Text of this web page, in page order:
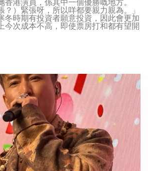
香港演員，係其中一個優勝嘅地方。
？）緊張呀，所以咩都要親力親為。」
冬時期有投資者願意投資，因此會更加
今次成本不高，即使票房打和都有望開